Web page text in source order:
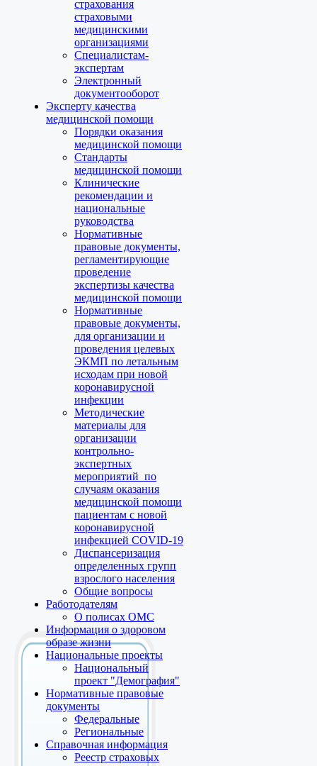
страхования
страховыми
медицинскими
организациями
Специалистам-
экспертам
Электронный
документооборот
Эксперту качества
медицинской помощи
Порядки оказания
медицинской помощи
Стандарты
медицинской помощи
Клинические
рекомендации и
национальные
руководства
Нормативные
правовые документы,
регламентирующие
проведение
экспертизы качества
медицинской помощи
Нормативные
правовые документы,
для организации и
проведения целевых
ЭКМП по летальным
исходам при новой
коронавирусной
инфекции
Методические
материалы для
организации
контрольно-
экспертных
мероприятий по
случаям оказания
медицинской помощи
пациентам с новой
коронавирусной
инфекцией COVID-19
Диспансеризация
определенных групп
взрослого населения
Общие вопросы
Работодателям
О полисах ОМС
Информация о здоровом
образе жизни
Национальные проекты
Национальный
проект "Демография"
Нормативные правовые
документы
Федеральные
Региональные
Справочная информация
Реестр страховых